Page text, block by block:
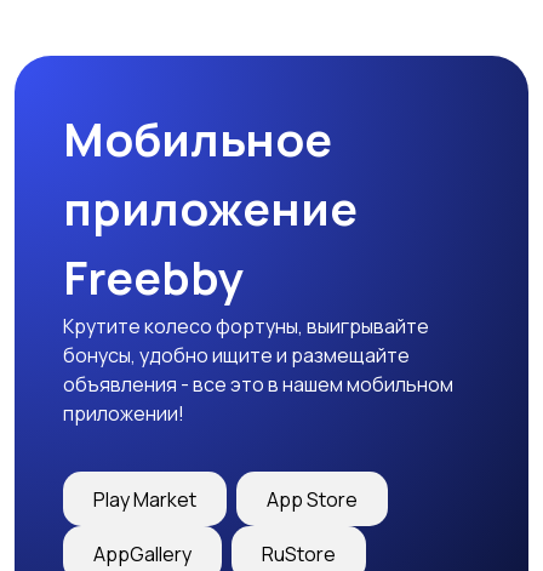
Мобильное
приложение
Freebby
Крутите колесо фортуны, выигрывайте
бонусы, удобно ищите и размещайте
объявления - все это в нашем мобильном
приложении!
Play Market App Store
AppGallery RuStore